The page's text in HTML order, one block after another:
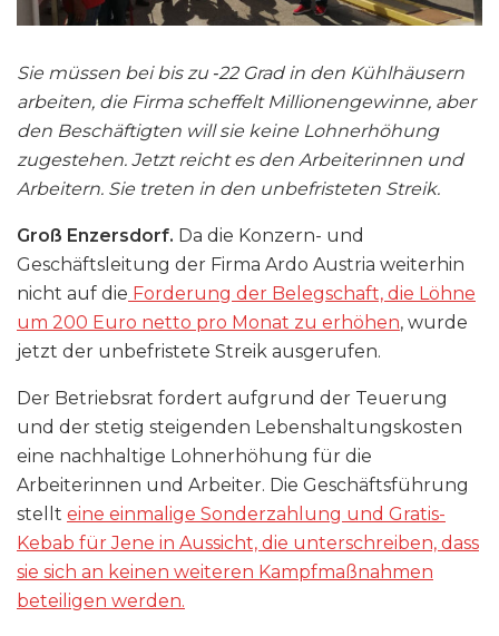
Sie müssen bei bis zu ‑22 Grad in den Kühlhäusern
arbeiten, die Firma scheffelt Millionengewinne, aber
den Beschäftigten will sie keine Lohnerhöhung
zugestehen. Jetzt reicht es den Arbeiterinnen und
Arbeitern. Sie treten in den unbefristeten Streik.
Groß Enzersdorf. Da die Konzern- und
Geschäftsleitung der Firma Ardo Austria weiterhin
nicht auf die Forderung der Belegschaft, die Löhne
um 200 Euro netto pro Monat zu erhöhen, wurde
jetzt der unbefristete Streik ausgerufen.
Der Betriebsrat fordert aufgrund der Teuerung
und der stetig steigenden Lebenshaltungskosten
eine nachhaltige Lohnerhöhung für die
Arbeiterinnen und Arbeiter. Die Geschäftsführung
stellt eine einmalige Sonderzahlung und Gratis-
Kebab für Jene in Aussicht, die unterschreiben, dass
sie sich an keinen weiteren Kampfmaßnahmen
beteiligen werden.